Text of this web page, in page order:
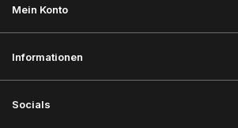
Mein Konto
Informationen
Socials